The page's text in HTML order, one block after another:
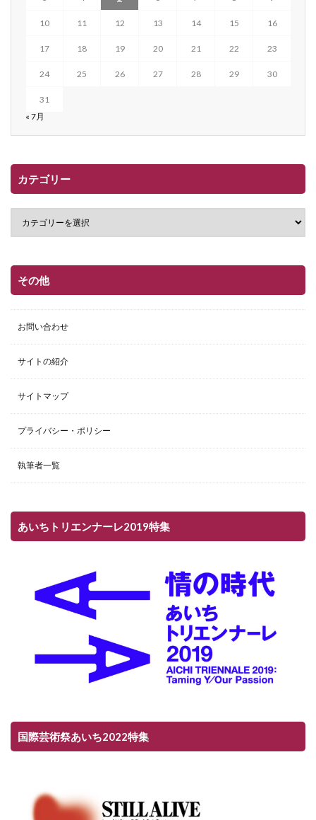
10 11 12 13 14 15 16
17 18 19 20 21 22 23
24 25 26 27 28 29 30
31
« 7月
カテゴリー
その他
お問い合わせ
サイトの紹介
サイトマップ
プライバシー・ポリシー
執筆者一覧
あいちトリエンナーレ2019特集
国際芸術祭あいち2022特集